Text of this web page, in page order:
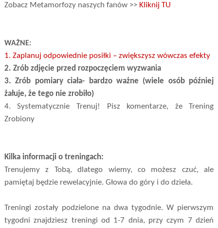
Zobacz Metamorfozy naszych fanów >> Kliknij TU
WAŻNE:
1. Zaplanuj odpowiednie posiłki – zwiększysz wówczas efekty
2. Zrób zdjęcie przed rozpoczęciem wyzwania
3. Zrób pomiary ciała- bardzo ważne (wiele osób później
żałuje, że tego nie zrobiło)
4. Systematycznie Trenuj! Pisz komentarze, że Trening
Zrobiony
Kilka informacji o treningach:
Trenujemy z Tobą, dlatego wiemy, co możesz czuć, ale
pamiętaj będzie rewelacyjnie. Głowa do góry i do dzieła.
Treningi zostały podzielone na dwa tygodnie. W pierwszym
tygodni znajdziesz treningi od 1-7 dnia, przy czym 7 dzień